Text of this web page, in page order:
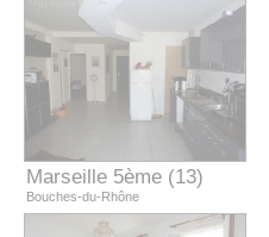
Marseille 5ème (13)
Bouches-du-Rhône